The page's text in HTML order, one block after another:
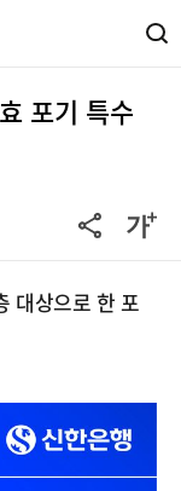
포기 특수
대상으로 한 포